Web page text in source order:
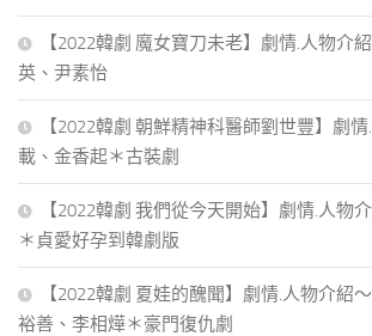
【2022韓劇 魔女寶刀未老】劇情.人物介
英、尹素怡
【2022韓劇 朝鮮精神科醫師劉世豐】劇
載、金香起＊古裝劇
【2022韓劇 我們從今天開始】劇情.人物
＊貞愛好孕到韓劇版
【2022韓劇 夏娃的醜聞】劇情.人物介紹
裕善、李相燁＊豪門復仇劇